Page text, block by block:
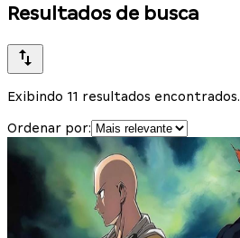
Resultados de busca
Exibindo 11 resultados encontrados.
Ordenar por: